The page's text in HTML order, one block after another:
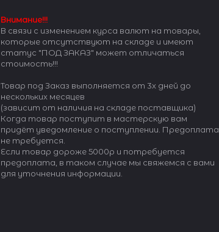
Внимание!!!
В связи с изменением курса валют на товары,
которые отсутствуют на складе и имеют
статус "ПОД ЗАКАЗ" может отличаться
стоимость!!!
Товар под Заказ выполняется от 3х дней до
нескольких месяцев
(зависит от наличия на складе поставщика)
Когда товар поступит в мастерскую вам
придёт уведомление о поступлении. Предоплата
не требуется.
Если товар дороже 5000р и потребуется
предоплата, в таком случае мы свяжемся с вами
для уточнения информации.